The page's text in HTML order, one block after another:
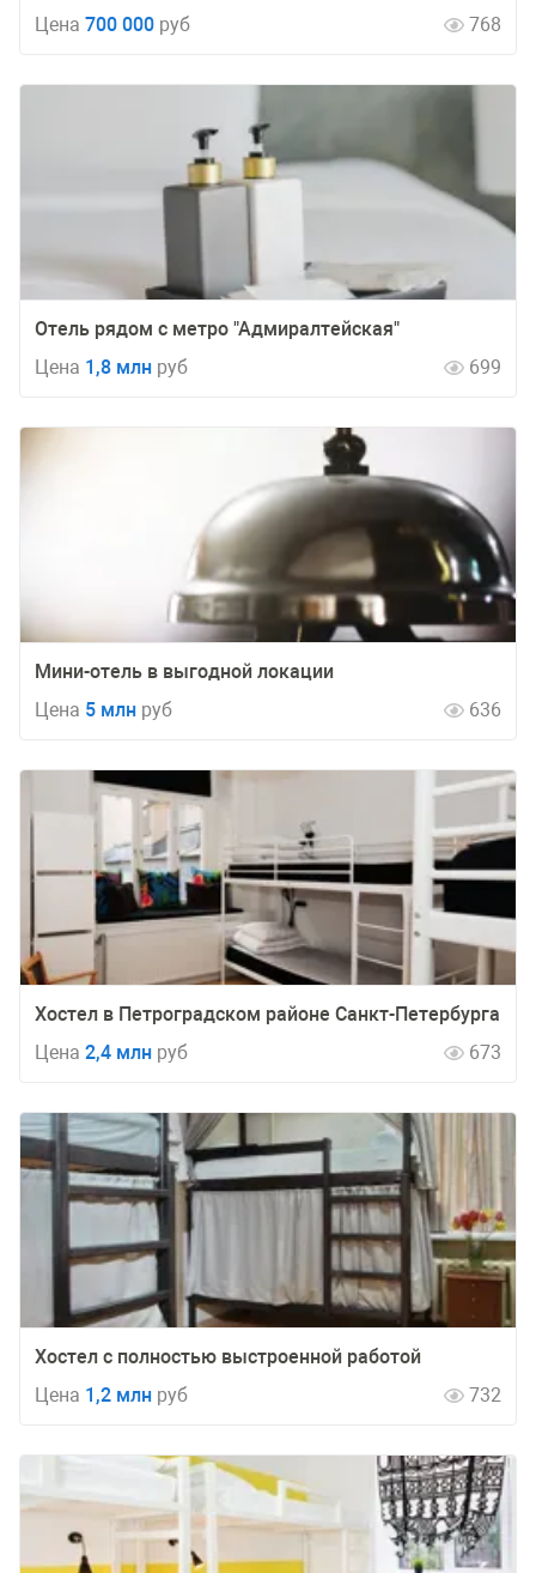
Цена 700 000 руб 768
Отель рядом с метро "Адмиралтейская"
Цена 1,8 млн руб 699
Мини-отель в выгодной локации
Цена 5 млн руб 636
Хостел в Петроградском районе Санкт-Петербурга
Цена 2,4 млн руб 673
Хостел с полностью выстроенной работой
Цена 1,2 млн руб 732